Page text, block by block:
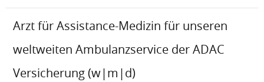
Arzt für Assistance-Medizin für unseren
weltweiten Ambulanzservice der ADAC
Versicherung (w|m|d)